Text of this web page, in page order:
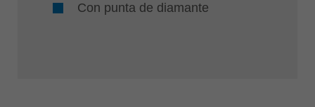
Con punta de diamante